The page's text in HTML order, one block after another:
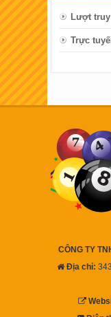
Lượt
Trực
CÔNG TY
Địa chỉ: